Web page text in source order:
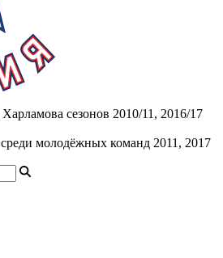
сезонов 2010/11, 2016/17
молодёжных команд 2011, 2017